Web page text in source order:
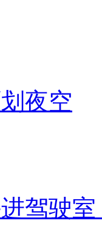
夜空
驾驶